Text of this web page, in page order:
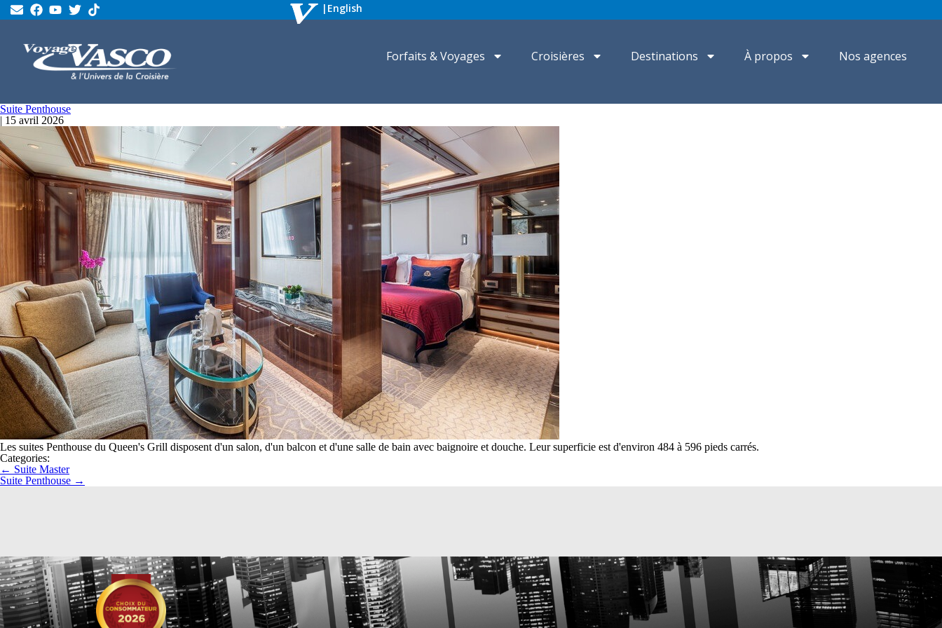
| English
Forfaits & Voyages Croisières Destinations À propos Nos agences
Suite Penthouse
| 15 avril 2026
Les suites Penthouse du Queen's Grill disposent d'un salon, d'un balcon et d'une salle de bain avec baignoire et douche. Leur superficie est d'environ 484 à 596 pieds carrés.
Categories:
← Suite Master
Suite Penthouse →